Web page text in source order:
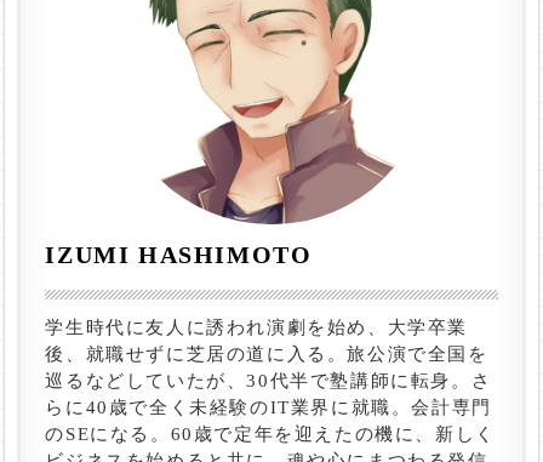
IZUMI HASHIMOTO
学生時代に友人に誘われ演劇を始め、大学卒業
後、就職せずに芝居の道に入る。旅公演で全国を
巡るなどしていたが、30代半で塾講師に転身。さ
らに40歳で全く未経験のIT業界に就職。会計専門
のSEになる。60歳で定年を迎えたの機に、新しく